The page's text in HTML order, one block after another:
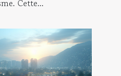
Cette...